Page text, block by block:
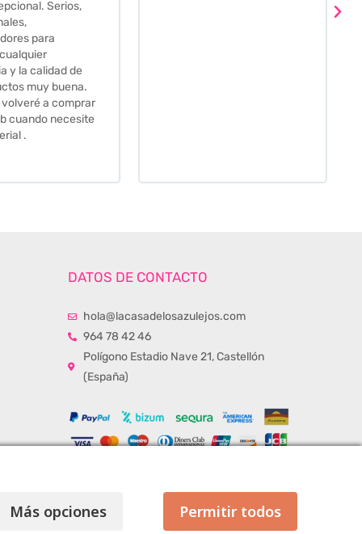
DATOS DE CONTACTO
hola@lacasadelosazulejos.com
964 78 42 46
Polígono Estadio Nave 21, Castellón
(España)
Más opciones Permitir todos